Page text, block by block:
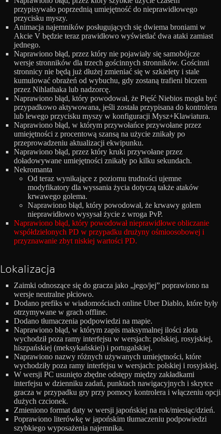
przypisywało poprzednią umiejętność do nieprawidłowego
przycisku myszy.
Animacja najemników posługujących się dwiema broniami w
Akcie V będzie teraz prawidłowo wyświetlać dwa ataki zamiast
jednego.
Naprawiono błąd, przez który nie pojawiały się samobójcze
wersje stronników dla trzech gościnnych stronników. Gościnni
stronnicy nie będą już dłużej zmieniać się w szkielety i stale
kumulować obrażeń od wybuchu, gdy zostaną trafieni biczem
przez Nihlathaka lub nadzorcę.
Naprawiono błąd, który powodował, że Pięść Niebios mogła być
przypadkowo aktywowana, jeśli została przypisana do kontrolera
lub lewego przycisku myszy w konfiguracji Mysz+Klawiatura.
Naprawiono błąd, w którym przywołańce przywołane przez
umiejętności z procentową szansą na użycie znikały po
przeprowadzeniu aktualizacji ekwipunku.
Naprawiono błąd, przez który kruki przywołane przez
doładowywane umiejętności znikały po kilku sekundach.
Nekromanta
Od teraz wynikające z poziomu trudności ujemne
modyfikatory dla wyssania życia dotyczą także ataków
krwawego golema.
Naprawiono błąd, który powodował, że krwawy golem
nieprawidłowo wysysał życie z wroga PvP.
Naprawiono błąd, który powodował nieprawidłowe obliczanie
współdzielonych PD w przypadku drużyny ośmioosobowej i
przyznawanie zbyt niskiej wartości PD.
Lokalizacja
Zaimki odnoszące się do gracza jako „jego/jej” poprawiono na
wersje neutralne płciowo.
Dodano prefiks w wiadomościach online Uber Diablo, które były
otrzymywane w grach offline.
Dodano tłumaczenia podpowiedzi na mapie.
Naprawiono błąd, w którym zapis maksymalnej ilości złota
wychodził poza ramy interfejsu w wersjach: polskiej, rosyjskiej,
hiszpańskiej (meksykańskiej) i portugalskiej.
Naprawiono nazwy różnych używanych umiejętności, które
wychodziły poza ramy interfejsu w wersjach: polskiej i rosyjskiej.
W wersji PC usunięto zbędne odstępy między zakładkami
interfejsu w dzienniku zadań, punktach nawigacyjnych i skrytce
gracza w przypadku gry przy pomocy kontrolera i włączeniu opcji
dużych czcionek.
Zmieniono format daty w wersji japońskiej na rok/miesiąc/dzień.
Poprawiono literówkę w japońskim tłumaczeniu podpowiedzi
szybkiego wyposażenia najemnika.